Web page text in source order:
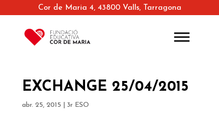
Cor de Maria 4, 43800 Valls, Tarragona
EXCHANGE 25/04/2015
abr. 25, 2015 3r ESO